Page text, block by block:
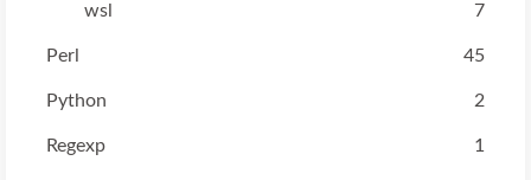
wsl 7
Perl 45
Python 2
Regexp 1